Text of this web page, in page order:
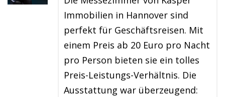
Immobilien in Hannover sind
perfekt für Geschäftsreisen. Mit
einem Preis ab 20 Euro pro Nacht
pro Person bieten sie ein tolles
Preis-Leistungs-Verhältnis. Die
Ausstattung war überzeugend: